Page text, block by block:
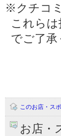
※クチコ
これら
でご了承
このお店・ス
お店・